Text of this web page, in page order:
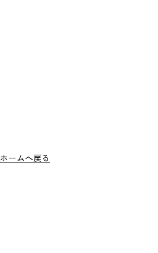
ホームへ戻る